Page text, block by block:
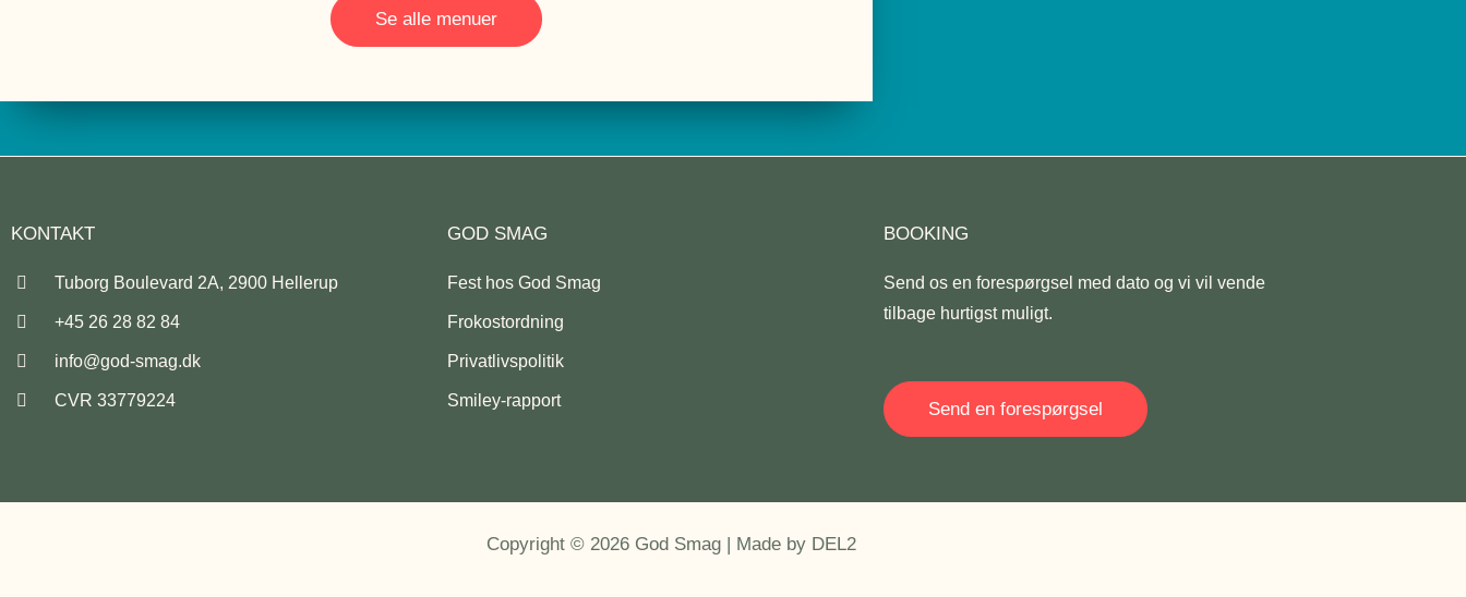
Se alle menuer
KONTAKT
Tuborg Boulevard 2A, 2900 Hellerup
+45 26 28 82 84
info@god-smag.dk
CVR 33779224
GOD SMAG
Fest hos God Smag
Frokostordning
Privatlivspolitik
Smiley-rapport
BOOKING
Send os en forespørgsel med dato og vi vil vende
tilbage hurtigst muligt.
Send en forespørgsel
Copyright © 2026 God Smag | Made by DEL2